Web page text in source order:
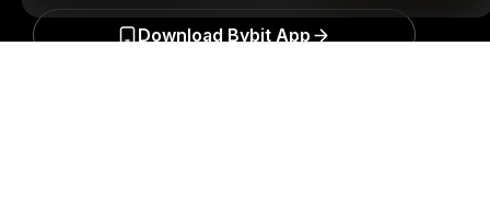
Download Bybit App